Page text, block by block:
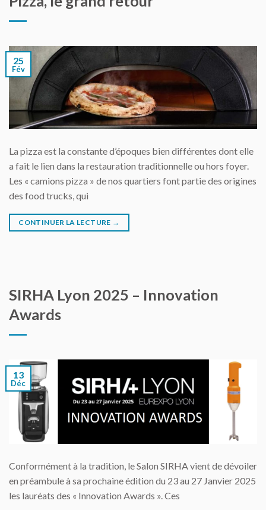
25
Fév
La pizza est la constante d’époques bien différentes dont elle
a fait le lien dans la restauration traditionnelle ou hors foyer.
Les « camions pizza » de nos quartiers font partie des origines
des food trucks, qui
CONTINUER LA LECTURE →
SIRHA Lyon 2025 – Innovation
Awards
13
Déc
Conformément à la tradition, le Salon SIRHA vient de dévoiler
en préambule à sa prochaine édition du 23 au 27 Janvier 2025
les lauréats des « Innovation Awards ». Ces